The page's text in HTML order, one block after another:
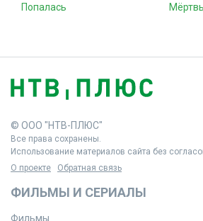
Попалась
© ООО "НТВ-ПЛЮС"
Все права сохранены.
Использование материалов сайта без
О проекте
Обратная связь
ФИЛЬМЫ И СЕРИАЛЫ
Фильмы